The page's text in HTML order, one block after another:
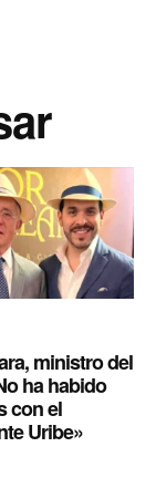
ministro del
ha habido
con el
Uribe»